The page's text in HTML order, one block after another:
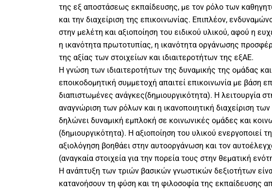
της εξ αποστάσεως εκπαίδευσης, με τον ρόλο των
και την διαχείριση της επικοινωνίας. Επιπλέον,
στην μελέτη και αξιοποίηση του ειδικού υλικού, αφού η
η ικανότητα πρωτοτυπίας, η ικανότητα οργάνωσης
της αξίας των στοιχείων και ιδιαιτεροτήτων της εξΑΕ.
Η γνώση των ιδιαιτεροτήτων της δυναμικής της ομάδας
εποικοδομητική συμμετοχή απαιτεί επικοινωνία με βάση
διαπιστωμένες ανάγκες(δημιουργικότητα). Η λειτουργία
αναγνώριση των ρόλων και η ικανοποιητική διαχείριση
δηλώνει δυναμική εμπλοκή σε κοινωνικές ομάδες και
(δημιουργικότητα). Η αξιοποίηση του υλικού ενεργοποιεί
αξιολόγηση βοηθάει στην αυτοοργάνωση και τον
(αναγκαία στοιχεία για την πορεία τους στην θεματική
Η ανάπτυξη των τριών βασικών γνωστικών δεξιοτήτων
κατανοήσουν τη φύση και τη φιλοσοφία της εκπαίδευσης